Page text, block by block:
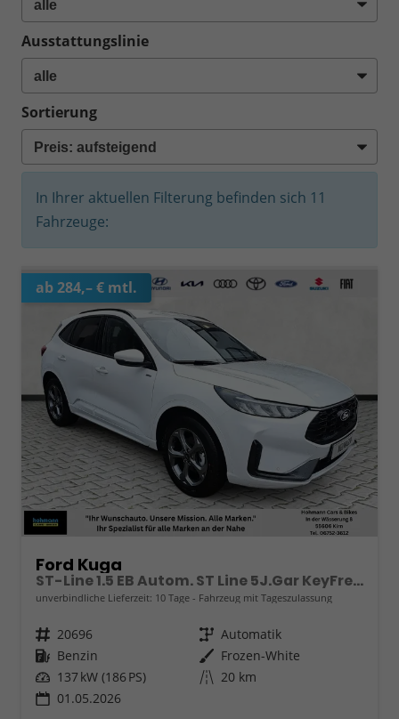
Ausstattungslinie
Sortierung
In Ihrer aktuellen Filterung befinden sich 11
Fahrzeuge:
ab 284,– € mtl.
Ford Kuga
ST-Line 1.5 EB Autom. ST Line 5J.Gar KeyFree Kamera
unverbindliche Lieferzeit: 10 Tage Fahrzeug mit Tageszulassung
Fahrzeugnr. 20696 Getriebe Automatik
Kraftstoff Benzin Außenfarbe Frozen-White
Leistung 137 kW (186 PS) Kilometerstand 20 km
01.05.2026